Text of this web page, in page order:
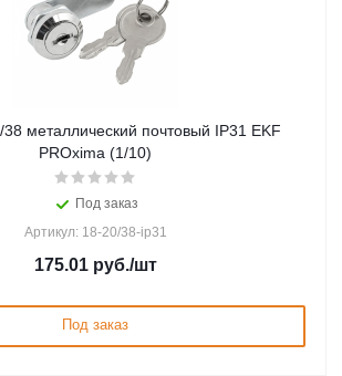
металлический почтовый IP31 EKF
PROxima (1/10)
Под заказ
Артикул: 18-20/38-ip31
175.01руб./шт
Под заказ